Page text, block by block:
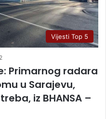
Vijesti Top 5
Primarnog radara
u Sarajevu,
iz BHANSA –